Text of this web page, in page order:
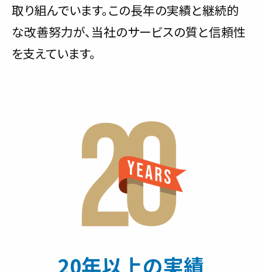
取り組んでいます。この長年の実績と継続的
な改善努力が、当社のサービスの質と信頼性
を支えています。
20年以上の実績